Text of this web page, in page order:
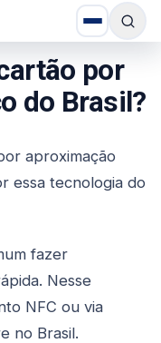
por
do Brasil?
aproximação
essa tecnologia do
fazer
Nesse
NFC ou via
no Brasil.